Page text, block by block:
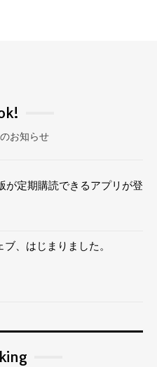
お知らせ
が定期購読できるアプリが登
、はじまりました。